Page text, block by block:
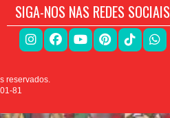
SIGA-NOS NAS REDES SOCIAIS
reservados.
81